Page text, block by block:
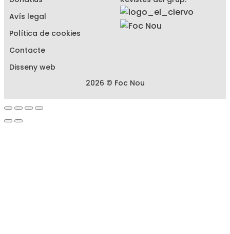
Avís legal
Política de cookies
Contacte
Disseny web
2026 © Foc Nou